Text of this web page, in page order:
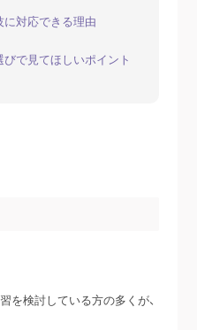
対応できる理由
で見てほしいポイント
を検討している方の多くが、